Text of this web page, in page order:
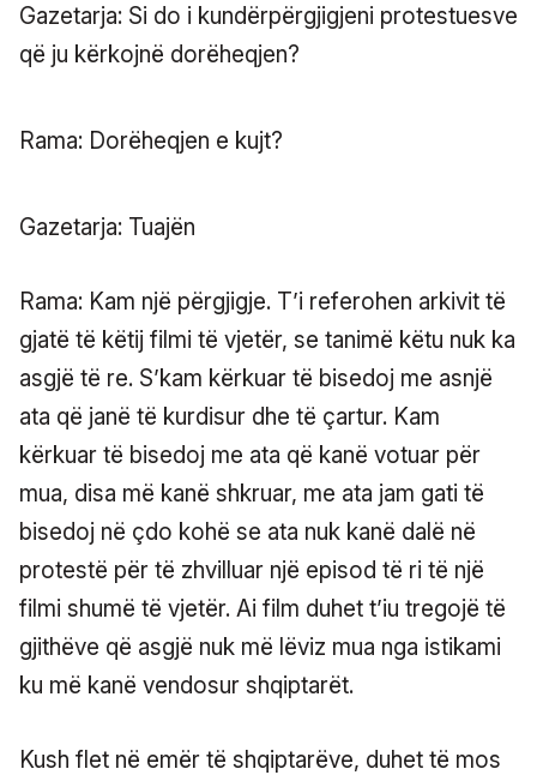
Gazetarja: Si do i kundërpërgjigjeni protestuesve
që ju kërkojnë dorëheqjen?
Rama: Dorëheqjen e kujt?
Gazetarja: Tuajën
Rama: Kam një përgjigje. T’i referohen arkivit të
gjatë të këtij filmi të vjetër, se tanimë këtu nuk ka
asgjë të re. S’kam kërkuar të bisedoj me asnjë
ata që janë të kurdisur dhe të çartur. Kam
kërkuar të bisedoj me ata që kanë votuar për
mua, disa më kanë shkruar, me ata jam gati të
bisedoj në çdo kohë se ata nuk kanë dalë në
protestë për të zhvilluar një episod të ri të një
filmi shumë të vjetër. Ai film duhet t’iu tregojë të
gjithëve që asgjë nuk më lëviz mua nga istikami
ku më kanë vendosur shqiptarët.
Kush flet në emër të shqiptarëve, duhet të mos